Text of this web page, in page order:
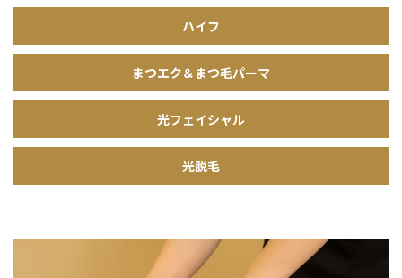
ハイフ
まつエク＆まつ毛パーマ
光フェイシャル
光脱毛